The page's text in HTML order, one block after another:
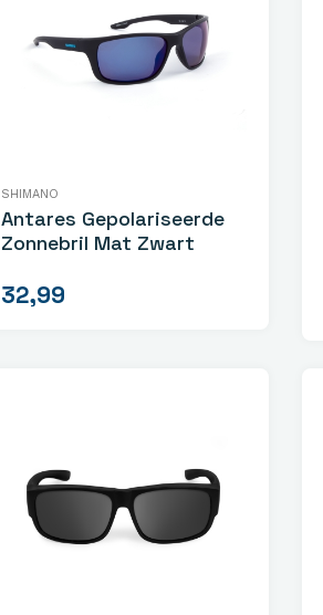
SHIMANO
Antares Gepolariseerde
Zonnebril Mat Zwart
32,99